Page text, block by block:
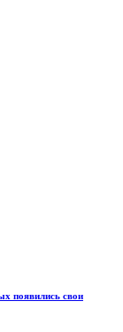
появились свои